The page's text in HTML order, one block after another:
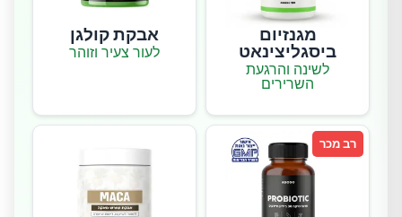
מגנזיום
ביסגליצינאט
לשינה והרגעת
השרירים
אבקת קולגן
לעור צעיר וזוהר
רב מכר